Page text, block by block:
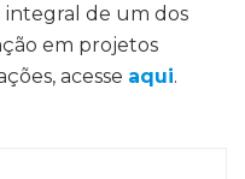
integral de um dos
em projetos
acesse aqui.